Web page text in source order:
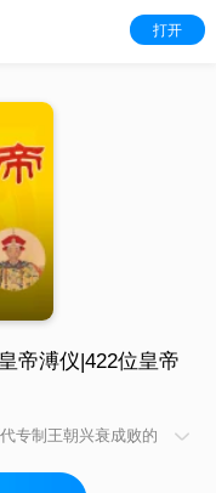
打开
帝溥仪|422位皇帝
专制王朝兴衰成败的
，下迄满清末代皇帝